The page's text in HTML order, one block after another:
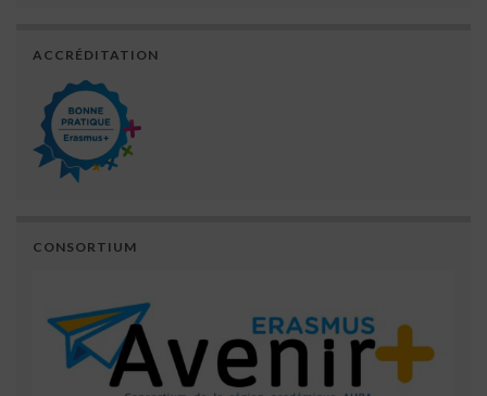
ACCRÉDITATION
CONSORTIUM